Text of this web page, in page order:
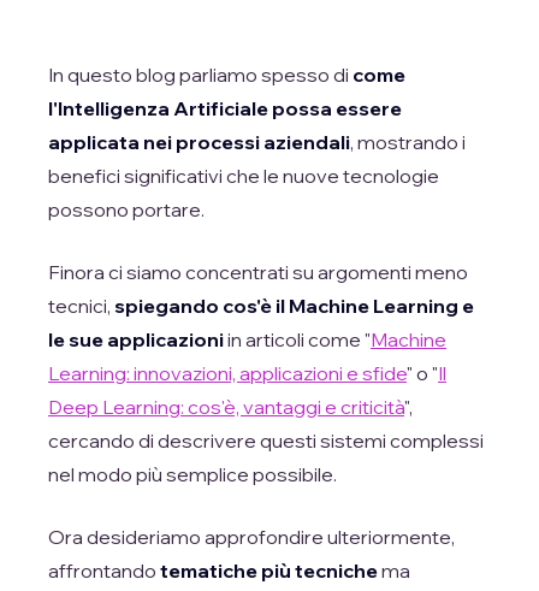
In questo blog parliamo spesso di come
l'Intelligenza Artificiale possa essere
applicata nei processi aziendali, mostrando i
benefici significativi che le nuove tecnologie
possono portare.
Finora ci siamo concentrati su argomenti meno
tecnici, spiegando cos'è il Machine Learning e
le sue applicazioniin articoli come "Machine
Learning: innovazioni, applicazioni e sfide" o "Il
Deep Learning: cos'è, vantaggi e criticità",
cercando di descrivere questi sistemi complessi
nel modo più semplice possibile.
Ora desideriamo approfondire ulteriormente,
affrontando tematiche più tecnichema